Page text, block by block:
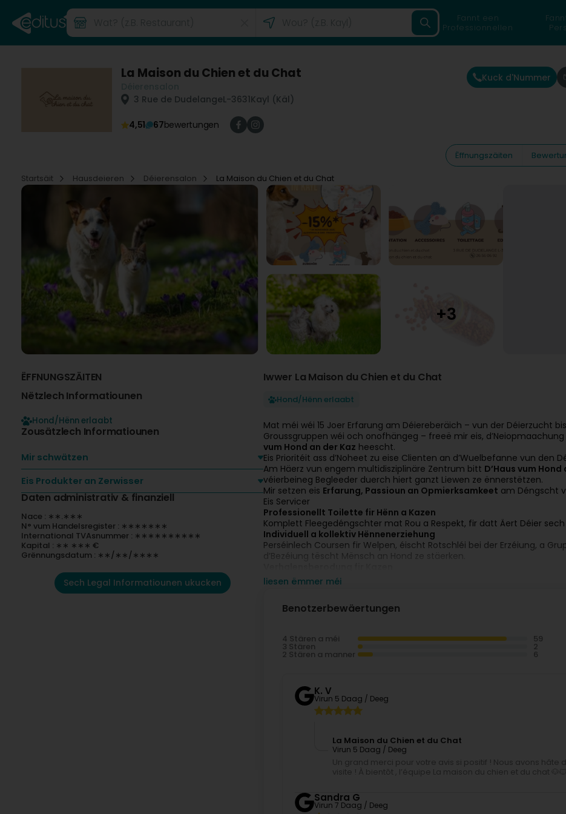
Fannt een
Professionnellen
La Maison du Chien et du Chat
3 Rue de DudelangeL-3631Kayl (Käl)
4,51 67bewertungen
Kuck d'Nummer
Ëffnungszäiten
Startsäit
Hausdeieren Déierensalon La Maison du Chien et du Chat
ËFFNUNGSZÄITEN
Nëtzlech Informatiounen
Hond/Hënn erlaabt
Zousätzlech Informatiounen
Mir schwätzen
Eis Produkter an Zerwisser
Daten administrativ & finanziell
Nace : ∗∗.∗∗∗
N° vum Handelsregister : ∗∗∗∗∗∗∗
International TVAsnummer : ∗∗∗∗∗∗∗∗∗∗
Kapital : ∗∗ ∗∗∗ €
Grënnungsdatum : ∗∗/∗∗/∗∗∗∗
Sech Legal Informatiounen ukucken
Iwwer La Maison du Chien et du Chat
Hond/Hënn erlaabt
Mat méi wéi 15 Joer Erfarung am Déiereberäich – vun der Déierzucht
Groussgruppen wéi och onofhängeg – freeë mir eis,
vum Hond an der Kaz heescht.
Eis Prioritéit ass d’Noheet zu eise Clienten an d’Wuelbefanne vun den
Am Häerz vun engem multidisziplinäre Zentrum bitt D’Haus vum Hond
véierbeineg Begleeder duerch hiert ganzt Liewen ze ënnerstëtzen.
Mir setzen eis Erfarung, Passioun an Opmierksamkeet am Déngscht
Eis Servicer
Professionellt Toilette fir Hënn a Kazen
Komplett Fleegedéngschter mat Rou a Respekt, fir datt Äert Déier
Individuell a kollektiv Hënnenerziehung
Perséinlech Coursen fir Welpen, éischt Rotschléi bei der Erzéiung, a
d’Bezéiung tëscht Mënsch an Hond ze stäerken.
Eenzel Consultatiounen mat enger spezialiséierter
Begleedung a Berodung fir déi bescht Ernierung, Hygiène an Fleeg,
liesen ëmmer méi
Benotzerbewäertungen
4 Stären a méi
3 Stären
2 Stären a manner
K. V
Virun 5 Daag / Deeg
La Maison du Chien et du Chat
Virun 5 Daag / Deeg
Un grand merci pour votre avis si positif ! Nous avons
visite ! À bientôt , l’équipe La maison du chien et du chat 🐶🐱
Sandra G
Virun 7 Daag / Deeg